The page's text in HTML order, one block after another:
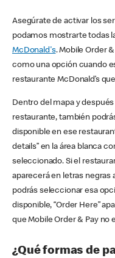
Asegúrate de activar los
podamos mostrarte todas
McDonald's. Mobile Order
como una opción cuando
restaurante McDonald’s
Dentro del mapa y
restaurante, también
disponible en ese
details” en la área blanca
seleccionado. Si el
aparecerá en letras negras
podrás seleccionar esa
disponible, “Order Here”
que Mobile Order & Pay no
¿Qué formas de